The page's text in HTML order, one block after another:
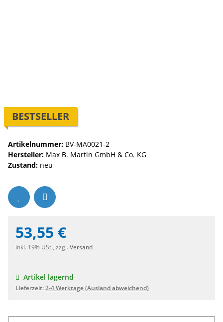
BESTSELLER
Artikelnummer: BV-MA0021-2
Hersteller: Max B. Martin GmbH & Co. KG
Zustand: neu
53,55 €
inkl. 19% USt., zzgl. Versand
Artikel lagernd
Lieferzeit:2-4 Werktage(Ausland abweichend)